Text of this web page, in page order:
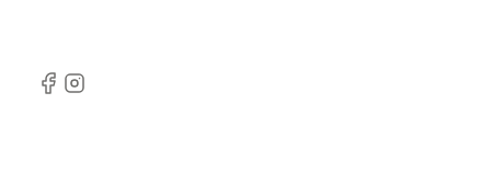
Facebook
Instagram